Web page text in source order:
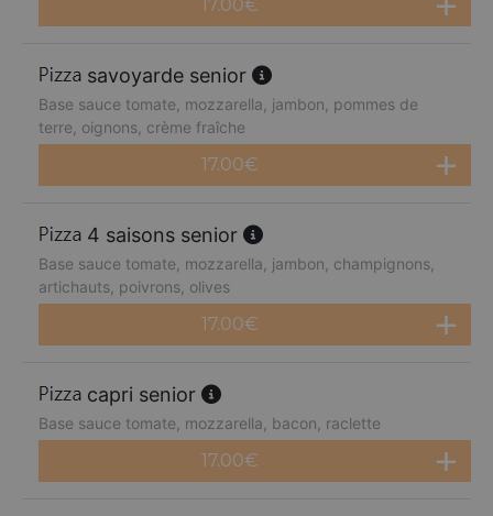
17.00€
savoyarde senior
Base sauce tomate, mozzarella, jambon, pommes de
terre, oignons, crème fraîche
17.00€
4 saisons senior
Base sauce tomate, mozzarella, jambon, champignons,
artichauts, poivrons, olives
17.00€
capri senior
Base sauce tomate, mozzarella, bacon, raclette
17.00€